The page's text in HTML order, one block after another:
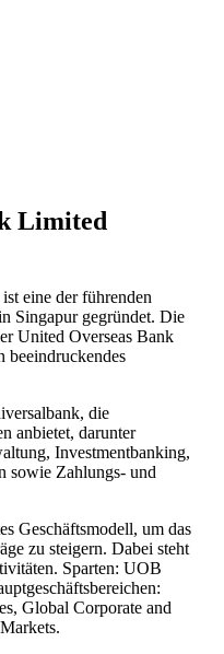
Limited
eine der führenden
Singapur gegründet. Die
United Overseas Bank
beeindruckendes
die
anbietet, darunter
Investmentbanking,
sowie Zahlungs- und
Geschäftsmodell, um das
zu steigern. Dabei steht
Sparten: UOB
Global Corporate and